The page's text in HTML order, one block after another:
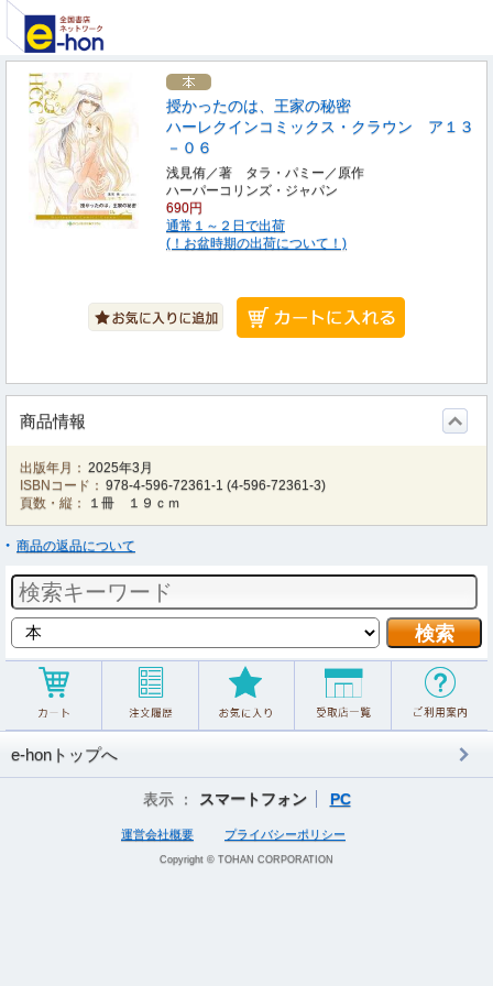
授かったのは、王家の秘密
ハーレクインコミックス・クラウン ア１３
－０６
浅見侑／著 タラ・パミー／原作
ハーパーコリンズ・ジャパン
690円
通常１～２日で出荷
(！お盆時期の出荷について！)
商品情報
出版年月： 2025年3月
ISBNコード： 978-4-596-72361-1 (4-596-72361-3)
頁数・縦：
１冊 １９ｃｍ
商品の返品について
e-honトップへ
表示 ： スマートフォン PC
運営会社概要 プライバシーポリシー
Copyright © TOHAN CORPORATION